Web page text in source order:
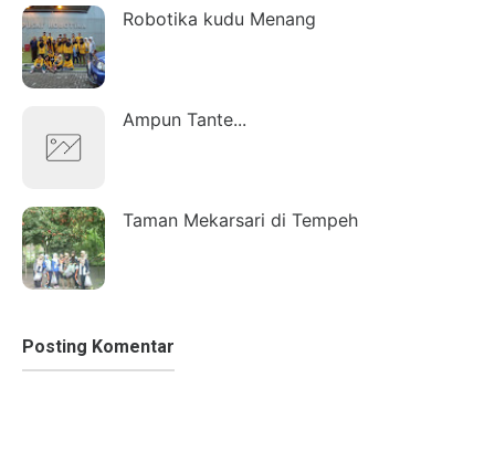
Robotika kudu Menang
Ampun Tante...
Taman Mekarsari di Tempeh
Posting Komentar